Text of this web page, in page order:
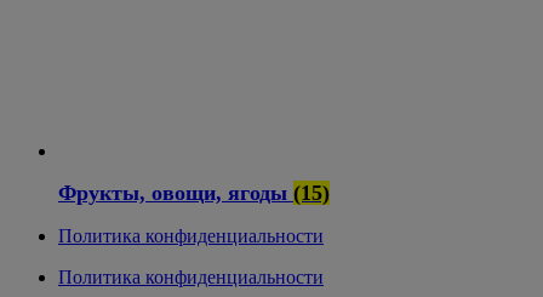
Фрукты, овощи, ягоды (15)
Политика конфиденциальности
Политика конфиденциальности